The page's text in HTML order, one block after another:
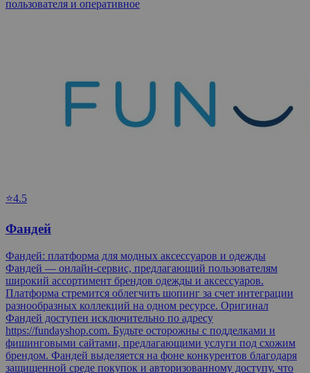
пользователя и оперативное
⭐4.5
Фандей
Фандей: платформа для модных аксессуаров и одежды
Фандей — онлайн-сервис, предлагающий пользователям
широкий ассортимент брендов одежды и аксессуаров.
Платформа стремится облегчить шопинг за счет интеграции
разнообразных коллекций на одном ресурсе. Оригинал
Фандей доступен исключительно по адресу
https://fundayshop.com. Будьте осторожны с подделками и
фишинговыми сайтами, предлагающими услуги под схожим
брендом. Фандей выделяется на фоне конкурентов благодаря
защищенной среде покупок и авторизованному доступу, что